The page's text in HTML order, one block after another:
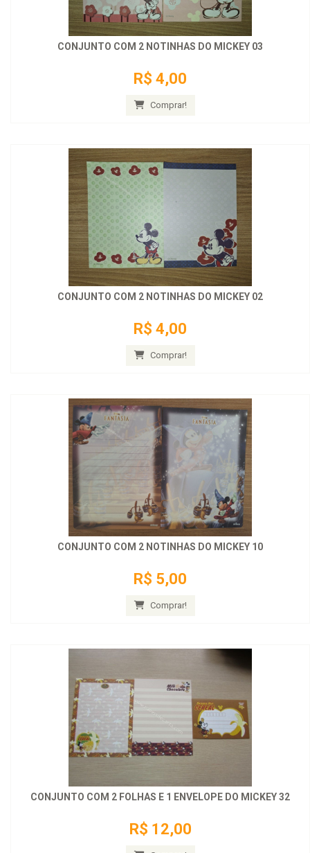
CONJUNTO COM 2 NOTINHAS DO MICKEY 03
R$ 4,00
Comprar!
CONJUNTO COM 2 NOTINHAS DO MICKEY 02
R$ 4,00
Comprar!
CONJUNTO COM 2 NOTINHAS DO MICKEY 10
R$ 5,00
Comprar!
CONJUNTO COM 2 FOLHAS E 1 ENVELOPE DO MICKEY 32
R$ 12,00